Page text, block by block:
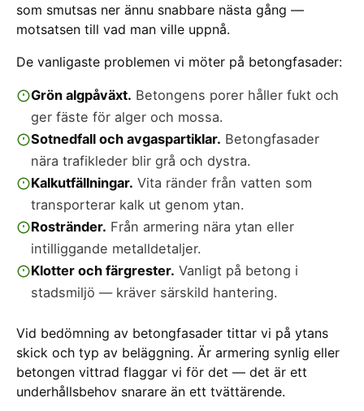
som smutsas ner ännu snabbare nästa gång —
motsatsen till vad man ville uppnå.
De vanligaste problemen vi möter på betongfasader:
Grön algpåväxt. Betongens porer håller fukt och
ger fäste för alger och mossa.
Sotnedfall och avgaspartiklar. Betongfasader
nära trafikleder blir grå och dystra.
Kalkutfällningar. Vita ränder från vatten som
transporterar kalk ut genom ytan.
Rostränder. Från armering nära ytan eller
intilliggande metalldetaljer.
Klotter och färgrester. Vanligt på betong i
stadsmiljö — kräver särskild hantering.
Vid bedömning av betongfasader tittar vi på ytans
skick och typ av beläggning. Är armering synlig eller
betongen vittrad flaggar vi för det — det är ett
underhållsbehov snarare än ett tvättärende.